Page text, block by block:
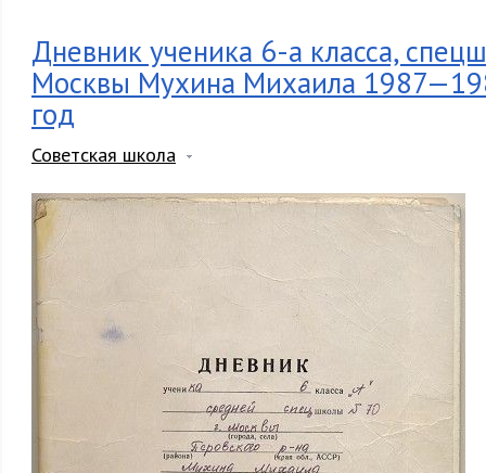
Дневник ученика 6-а класса,
Москвы Мухина Михаила
год
Советская школа